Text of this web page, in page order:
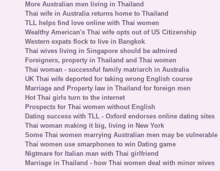
More Australian men living in Thailand
Thai wife in Australia returns home to Thailand
TLL helps find love online with Thai women
Wealthy American's Thai wife opts out of US Citizenship
Western expats flock to live in Bangkok
Thai wives living in Singapore should be admired
Foreigners, property in Thailand and Thai women
Thai woman - successful family matriarch in Australia
UK Thai wife deported for taking wrong English course
Marriage and Property law in Thailand for foreign men
Hot Thai girls turn to the internet
Prospects for Thai women without English
Dating success with TLL - Oxford endorses online dating sites
Thai woman making it big, living in New York
Some Thai women marrying Australian men may be vulnerable
Thai women use smarphones to win Dating game
Nigtmare for Italian man with Thai girlfriend
Marriage in Thailand - how Thai women deal with minor wives